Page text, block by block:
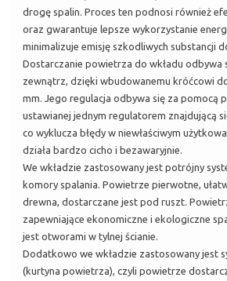
drogę spalin. Proces ten podnosi również
oraz gwarantuje lepsze wykorzystanie
minimalizuje emisję szkodliwych substancji
Dostarczanie powietrza do wkładu odbywa
zewnątrz, dzięki wbudowanemu króćcowi
mm. Jego regulacja odbywa się za pomocą
ustawianej jednym regulatorem znajdującą
co wyklucza błędy w niewłaściwym
działa bardzo cicho i bezawaryjnie.
We wkładzie zastosowany jest potrójny
komory spalania. Powietrze pierwotne,
drewna, dostarczane jest pod ruszt.
zapewniające ekonomiczne i ekologiczne
jest otworami w tylnej ścianie.
Dodatkowo we wkładzie zastosowany jest
(kurtyna powietrza), czyli powietrze